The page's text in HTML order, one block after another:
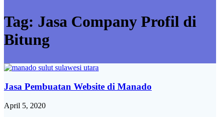
Tag: Jasa Company Profil di
Bitung
Jasa Pembuatan Website di Manado
April 5, 2020